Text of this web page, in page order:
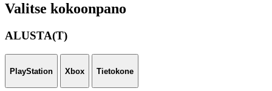
Valitse kokoonpano
ALUSTA(T)
PlayStation Xbox Tietokone